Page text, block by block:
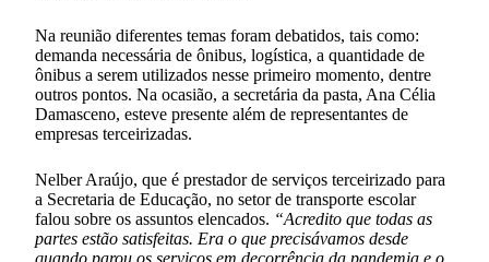
Na reunião diferentes temas foram debatidos, tais como:
demanda necessária de ônibus, logística, a quantidade de
ônibus a serem utilizados nesse primeiro momento, dentre
outros pontos. Na ocasião, a secretária da pasta, Ana Célia
Damasceno, esteve presente além de representantes de
empresas terceirizadas.
Nelber Araújo, que é prestador de serviços terceirizado para
a Secretaria de Educação, no setor de transporte escolar
falou sobre os assuntos elencados. “Acredito que todas as
partes estão satisfeitas. Era o que precisávamos desde
quando parou os serviços em decorrência da pandemia e o